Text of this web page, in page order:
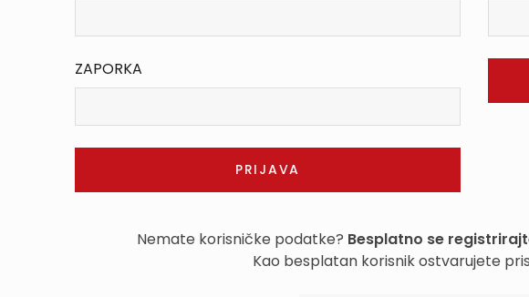
ZAPORKA
Nemate korisničke podatke? Besplatno se
Kao besplatan korisnik ostvarujete